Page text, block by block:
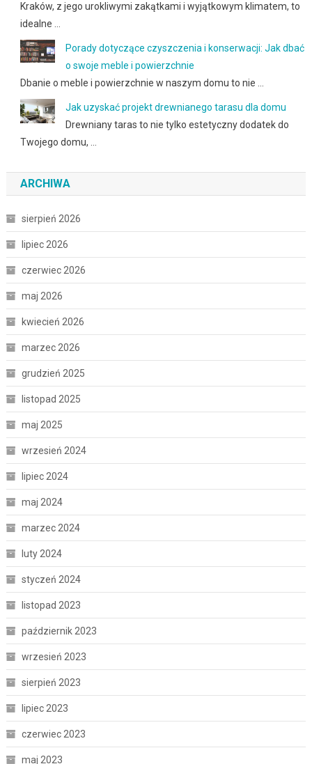
Kraków, z jego urokliwymi zakątkami i wyjątkowym klimatem, to
idealne …
Porady dotyczące czyszczenia i konserwacji: Jak dbać
o swoje meble i powierzchnie
Dbanie o meble i powierzchnie w naszym domu to nie …
Jak uzyskać projekt drewnianego tarasu dla domu
Drewniany taras to nie tylko estetyczny dodatek do
Twojego domu, …
ARCHIWA
sierpień 2026
lipiec 2026
czerwiec 2026
maj 2026
kwiecień 2026
marzec 2026
grudzień 2025
listopad 2025
maj 2025
wrzesień 2024
lipiec 2024
maj 2024
marzec 2024
luty 2024
styczeń 2024
listopad 2023
październik 2023
wrzesień 2023
sierpień 2023
lipiec 2023
czerwiec 2023
maj 2023